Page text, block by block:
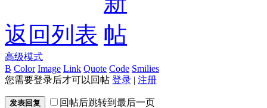
返回列表
高级模式
B Color Image Link Quote Code Smilies
您需要登录后才可以回帖 登录 | 注册
发表回复 回帖后跳转到最后一页